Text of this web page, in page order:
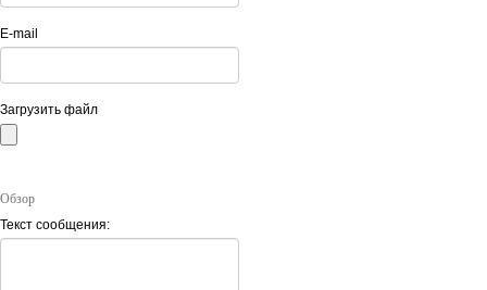
E-mail
Загрузить файл
Обзор
Текст сообщения: